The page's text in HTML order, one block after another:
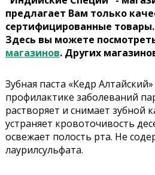
предлагает Вам только
сертифицированные товары.
Здесь вы можете
магазинов. Других
Зубная паста «Кедр
профилактике заболеваний
растворяет и снимает зубной
устраняет кровоточивость
освежает полость рта. Не
лаурилсульфата.